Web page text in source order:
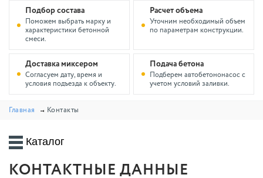
Подбор состава
Поможем выбрать марку и
характеристики бетонной
смеси.
Расчет объема
Уточним необходимый объем
по параметрам конструкции.
Доставка миксером
Согласуем дату, время и
условия подъезда к объекту.
Подача бетона
Подберем автобетононасос с
учетом условий заливки.
Главная Контакты
Каталог
КОНТАКТНЫЕ ДАННЫЕ